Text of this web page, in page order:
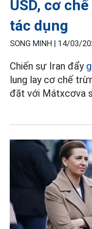
USD, cơ
tác dụng
SONG MINH | 14/03/
Chiến sự Iran đẩy
lung lay cơ chế
đặt với Mátxcơva